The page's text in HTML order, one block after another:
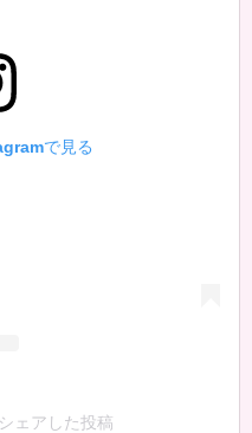
で見る
ェアした投稿